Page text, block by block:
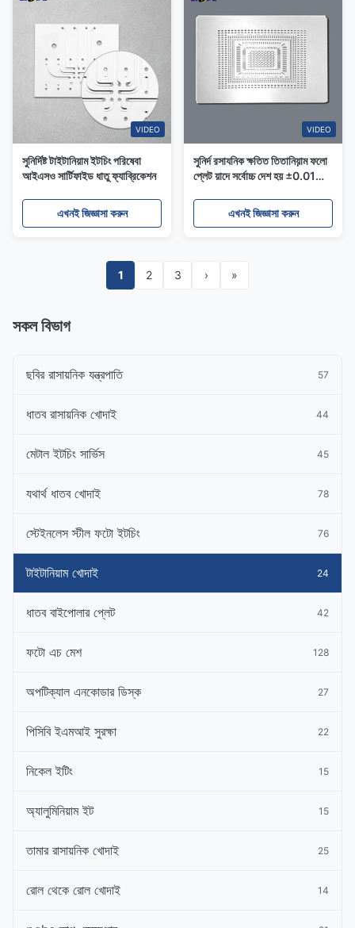
VIDEO
সুনির্দিষ্ট টাইটানিয়াম ইটচিং পরিষেবা
আইএসও সার্টিফাইড ধাতু ফ্যাব্রিকেশন
এখনই জিজ্ঞাসা করুন
VIDEO
সুনির্দ রসাযনিক ক্ষতিত তিতানিয়়াম ফলো
প্লেট য়াদে সর্বোচ্চ দেশ হয় ±0.01
এখনই জিজ্ঞাসা করুন
1 2 3 › »
সকল বিভাগ
ছবির রাসায়নিক যন্ত্রপাতি 57
ধাতব রাসায়নিক খোদাই 44
মেটাল ইটচিং সার্ভিস 45
যথার্থ ধাতব খোদাই 78
স্টেইনলেস স্টীল ফটো ইটচিং 76
টাইটানিয়াম খোদাই 24
ধাতব বাইপোলার প্লেট 42
ফটো এচ মেশ 128
অপটিক্যাল এনকোডার ডিস্ক 27
পিসিবি ইএমআই সুরক্ষা 22
নিকেল ইটিং 15
অ্যালুমিনিয়াম ইট 15
তামার রাসায়নিক খোদাই 25
রোল থেকে রোল খোদাই 14